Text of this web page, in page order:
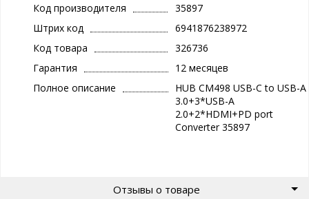
Код производителя
35897
Штрих код
6941876238972
Код товара
326736
Гарантия
12 месяцев
Полное описание
HUB CM498 USB-C to USB-A
3.0+3*USB-A
2.0+2*HDMI+PD port
Converter 35897
Отзывы о товаре